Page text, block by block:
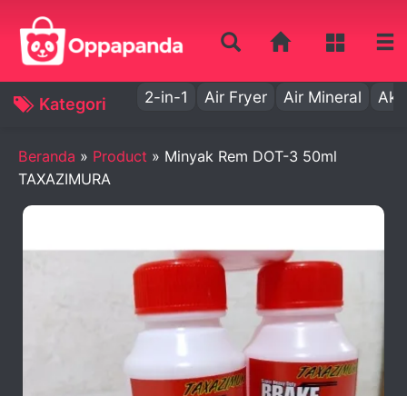
Kategori 2-in-1 Air Fryer Air Mineral Aki
Beranda » Product » Minyak Rem DOT-3 50ml
TAXAZIMURA